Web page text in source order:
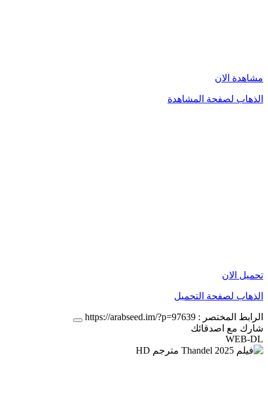
مشاهدة الان
الذهاب لصفحة المشاهدة
تحميل الان
الذهاب لصفحة التحميل
الرابط المختصر : https://arabseed.im/?p=97639
شارك مع اصدقائك
WEB-DL